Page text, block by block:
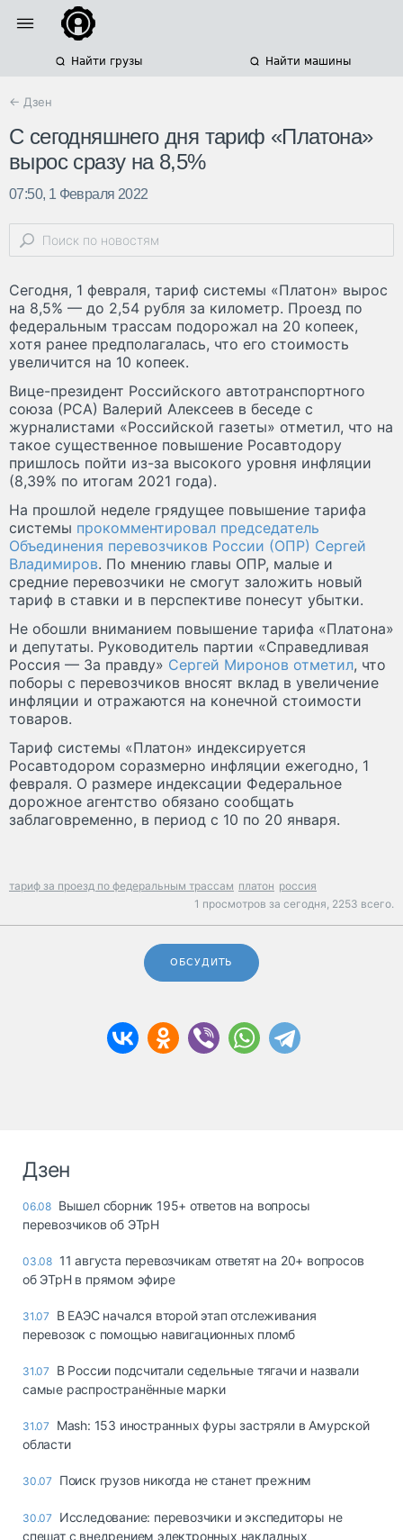
Найти грузы Найти машины
← Дзен
С сегодняшнего дня тариф «Платона»
вырос сразу на 8,5%
07:50, 1 Февраля 2022
Сегодня, 1 февраля, тариф системы «Платон» вырос
на 8,5% — до 2,54 рубля за километр. Проезд по
федеральным трассам подорожал на 20 копеек,
хотя ранее предполагалась, что его стоимость
увеличится на 10 копеек.
Вице-президент Российского автотранспортного
союза (РСА) Валерий Алексеев в беседе с
журналистами «Российской газеты» отметил, что на
такое существенное повышение Росавтодору
пришлось пойти из-за высокого уровня инфляции
(8,39% по итогам 2021 года).
На прошлой неделе грядущее повышение тарифа
системы прокомментировал председатель
Объединения перевозчиков России (ОПР) Сергей
Владимиров. По мнению главы ОПР, малые и
средние перевозчики не смогут заложить новый
тариф в ставки и в перспективе понесут убытки.
Не обошли вниманием повышение тарифа «Платона»
и депутаты. Руководитель партии «Справедливая
Россия — За правду» Сергей Миронов отметил, что
поборы с перевозчиков вносят вклад в увеличение
инфляции и отражаются на конечной стоимости
товаров.
Тариф системы «Платон» индексируется
Росавтодором соразмерно инфляции ежегодно, 1
февраля. О размере индексации Федеральное
дорожное агентство обязано сообщать
заблаговременно, в период с 10 по 20 января.
тариф за проезд по федеральным трассам платон россия
1 просмотров за сегодня, 2253 всего.
ОБСУДИТЬ
Дзен
06.08 Вышел сборник 195+ ответов на вопросы
перевозчиков об ЭТрН
03.08 11 августа перевозчикам ответят на 20+ вопросов
об ЭТрН в прямом эфире
31.07
В ЕАЭС начался второй этап отслеживания
перевозок с помощью навигационных пломб
31.07
В России подсчитали седельные тягачи и назвали
самые распространённые марки
31.07
Mash: 153 иностранных фуры застряли в Амурской
области
30.07 Поиск грузов никогда не станет прежним
30.07
Исследование: перевозчики и экспедиторы не
спешат с внедрением электронных накладных